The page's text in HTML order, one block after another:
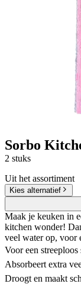
Sorbo
2 stuks
Uit het assortiment
Kies alternatief
Maak je keuken in
kitchen wonder!
veel water op, voor
Voor een streeploos
Absorbeert extra
Droogt en maakt